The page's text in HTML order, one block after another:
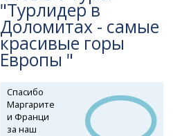
"Турлидер в
Доломитах - самые
красивые горы
Европы "
Спасибо
Маргарите
и Франци
за наш